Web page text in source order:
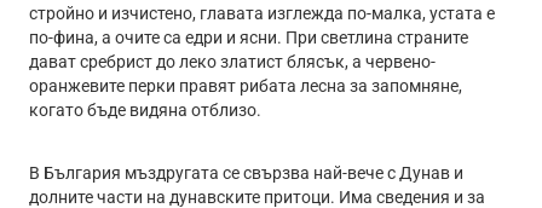
стройно и изчистено, главата изглежда по-малка, устата е
по-фина, а очите са едри и ясни. При светлина страните
дават сребрист до леко златист блясък, а червено-
оранжевите перки правят рибата лесна за запомняне,
когато бъде видяна отблизо.
В България мъздругата се свързва най-вече с Дунав и
долните части на дунавските притоци. Има сведения и за